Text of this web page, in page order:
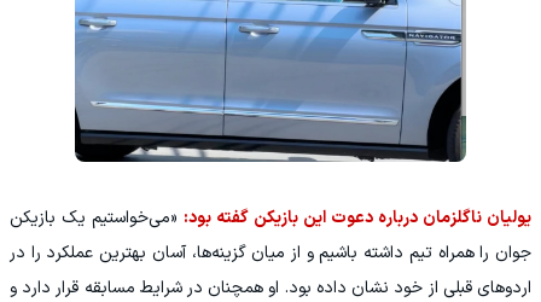
یولیان ناگلزمان درباره دعوت این بازیکن گفته بود: «می‌خواستیم یک بازیکن
جوان را همراه تیم داشته باشیم و از میان گزینه‌ها، آسان بهترین عملکرد را در
اردوهای قبلی از خود نشان داده بود. او همچنان در شرایط مسابقه قرار دارد و